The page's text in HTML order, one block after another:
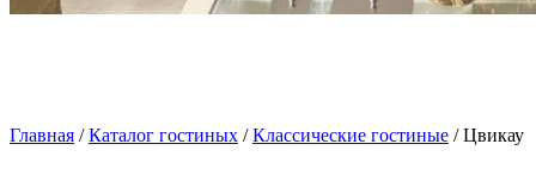
Главная /Каталог гостиных /Классические гостиные / Цвикау